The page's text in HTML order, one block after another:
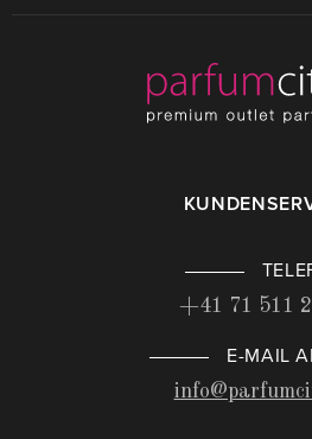
+41 71 511
E-MAIL